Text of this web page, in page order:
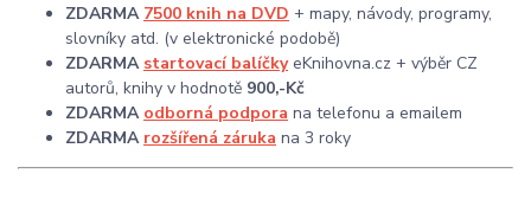
ZDARMA 7500 knih na DVD + mapy, návody, programy,
slovníky atd. (v elektronické podobě)
ZDARMA startovací balíčkyeKnihovna.cz + výběr CZ
autorů, knihy v hodnotě 900,-Kč
ZDARMA odborná podpora na telefonu a emailem
ZDARMA rozšířená záruka na 3 roky